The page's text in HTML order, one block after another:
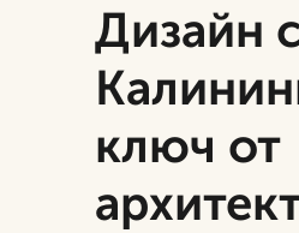
Дизайн
ключ от